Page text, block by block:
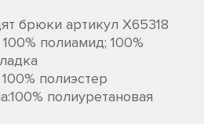
брюки артикул X65318
полиамид; 100%
полиэстер
полиуретановая